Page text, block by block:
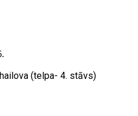
(telpa- 4. stāvs)